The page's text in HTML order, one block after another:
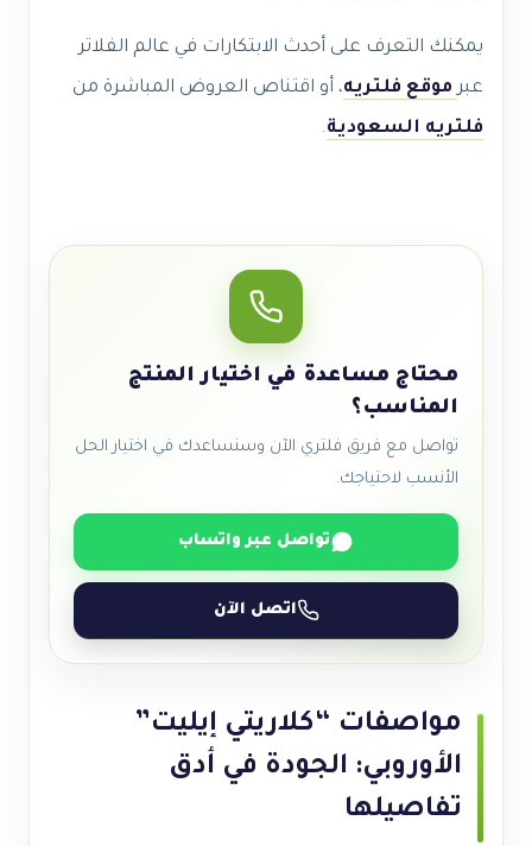
يمكنك التعرف على أحدث الابتكارات في عالم الفلاتر
عبر موقع فلتريه، أو اقتناص العروض المباشرة من
فلتريه السعودية.
محتاج مساعدة في اختيار المنتج
المناسب؟
تواصل مع فريق فلتري الآن وسنساعدك في اختيار الحل
الأنسب لاحتياجك.
تواصل عبر واتساب
اتصل الآن
مواصفات “كلاريتي إيليت”
الأوروبي: الجودة في أدق
تفاصيلها